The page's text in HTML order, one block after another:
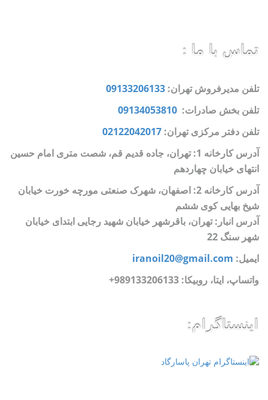
تماس با ما :
تلفن مدیرفروش تهران: 09133206133
تلفن بخش صادرات: 09134053810
تلفن دفتر مرکزی تهران: 02122042017
آدرس کارخانه 1: تهران، جاده قدیم قم، شصت متری امام حسین
انتهای خیابان چهاردهم
آدرس کارخانه 2: اصفهان، شهرک صنعتی مورچه خورت خیابان
شیخ بهایی کوی ششم
آدرس انبار: تهران، باقرشهر خیابان شهید رجایی ابتدای خیابان
شهر سنگ 22
ایمیل: iranoil20@gmail.com
واتساپ، ایتا، روبیکا: 989133206133+
اینستاگرام: